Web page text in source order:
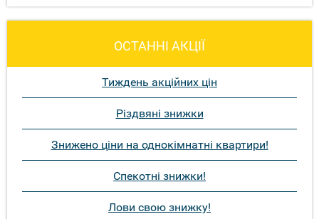
ОСТАННІ АКЦІЇ
Тиждень акційних цін
Різдвяні знижки
Знижено ціни на однокімнатні квартири!
Спекотні знижки!
Лови свою знижку!